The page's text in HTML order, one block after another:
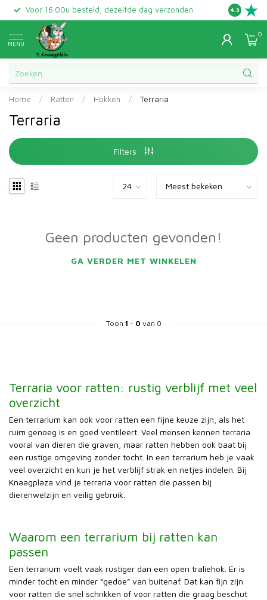
Voor 16.00u besteld, dezelfde dag verzonden Gratis
4.3
MENU
0
Home / Ratten / Hokken / Terraria
Terraria
Filters
Geen producten gevonden!
GA VERDER MET WINKELEN
Toon 1 - 0 van 0
Terraria voor ratten: rustig verblijf met veel
overzicht
Een terrarium kan ook voor ratten een fijne keuze zijn, als het
ruim genoeg is en goed ventileert. Veel mensen kennen terraria
vooral van dieren die graven, maar ratten hebben ook baat bij
een rustige omgeving zonder tocht. In een terrarium heb je vaak
veel overzicht en kun je het verblijf strak en netjes indelen. Bij
Knaagplaza vind je terraria voor ratten die passen bij
dierenwelzijn en veilig gebruik.
Waarom een terrarium bij ratten kan
passen
Een terrarium voelt vaak rustiger dan een open traliehok. Er is
minder tocht en minder “gedoe” van buitenaf. Dat kan fijn zijn
voor ratten die snel schrikken of voor ratten die graag beschut